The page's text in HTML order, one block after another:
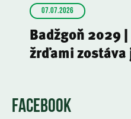
07.07.2026
Badžgoň 2029
žrďami zostáva
FACEBOOK